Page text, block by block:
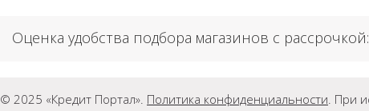
Оценка удобства подбора магазинов с рассрочкой:
© 2025 «Кредит Портал». Политика конфиденциальности. При